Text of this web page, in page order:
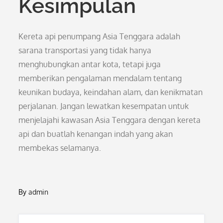
Kesimpulan
Kereta api penumpang Asia Tenggara adalah
sarana transportasi yang tidak hanya
menghubungkan antar kota, tetapi juga
memberikan pengalaman mendalam tentang
keunikan budaya, keindahan alam, dan kenikmatan
perjalanan. Jangan lewatkan kesempatan untuk
menjelajahi kawasan Asia Tenggara dengan kereta
api dan buatlah kenangan indah yang akan
membekas selamanya.
Byadmin